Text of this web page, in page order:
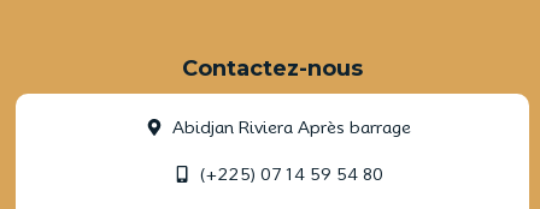
Contactez-nous
Abidjan Riviera Après barrage
(+225) 07 14 59 54 80